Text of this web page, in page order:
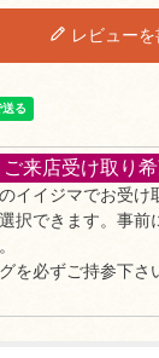
レビューを
ご来店受け取り
イイジマでお受け
択できます。事
を必ずご持参下